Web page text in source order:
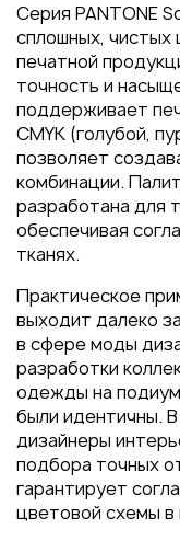
Серия PANTONE
сплошных, чистых
печатной
точность и
поддерживает
CMYK (голубой,
позволяет
комбинации.
разработана для
обеспечивая
тканях.
Практическое
выходит далеко
в сфере моды
разработки
одежды на
были идентичны.
дизайнеры
подбора точных
гарантирует
цветовой схемы в